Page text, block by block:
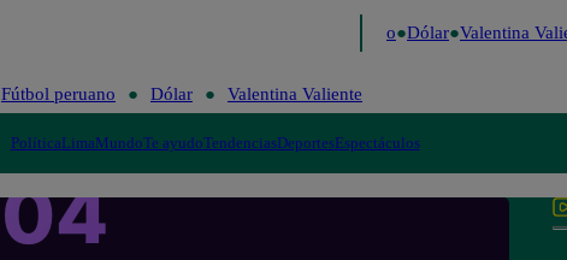
Fútbol peruano Dólar Valentina
Fútbol peruano Dólar Valentina Valiente
PolíticaLimaMundoTe ayudoTendenciasDeportesEspectáculos